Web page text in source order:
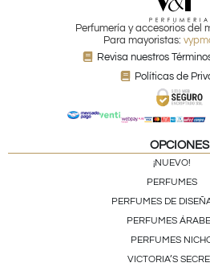
Perfumería y accesorios del
Para mayoristas:
Revisa nuestros
Políticas de
OPCIONES
¡NUEVO!
PERFUMES
PERFUMES DE
PERFUMES
PERFUMES
VICTORIA’S